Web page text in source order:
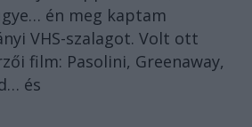
én meg kaptam
VHS-szalagot. Volt ott
film: Pasolini, Greenaway,
és